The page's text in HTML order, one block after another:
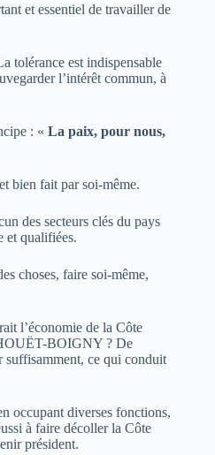
et essentiel de travailler de
tolérance est indispensable
l’intérêt commun, à
: « La paix, pour nous,
bien fait par soi-même.
des secteurs clés du pays
et qualifiées.
choses, faire soi-même,
l’économie de la Côte
BOIGNY ? De
suffisamment, ce qui conduit
occupant diverses fonctions,
à faire décoller la Côte
président.